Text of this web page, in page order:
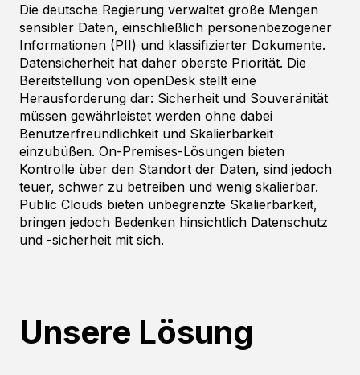
Die deutsche Regierung verwaltet große Mengen
sensibler Daten, einschließlich personenbezogener
Informationen (PII) und klassifizierter Dokumente.
Datensicherheit hat daher oberste Priorität. Die
Bereitstellung von openDesk stellt eine
Herausforderung dar: Sicherheit und Souveränität
müssen gewährleistet werden ohne dabei
Benutzerfreundlichkeit und Skalierbarkeit
einzubüßen. On-Premises-Lösungen bieten
Kontrolle über den Standort der Daten, sind jedoch
teuer, schwer zu betreiben und wenig skalierbar.
Public Clouds bieten unbegrenzte Skalierbarkeit,
bringen jedoch Bedenken hinsichtlich Datenschutz
und -sicherheit mit sich.
Unsere Lösung